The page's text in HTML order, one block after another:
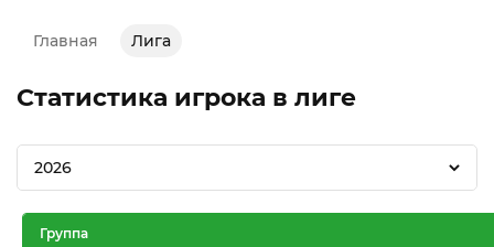
Главная Лига
Статистика игрока в лиге
2026
Группа